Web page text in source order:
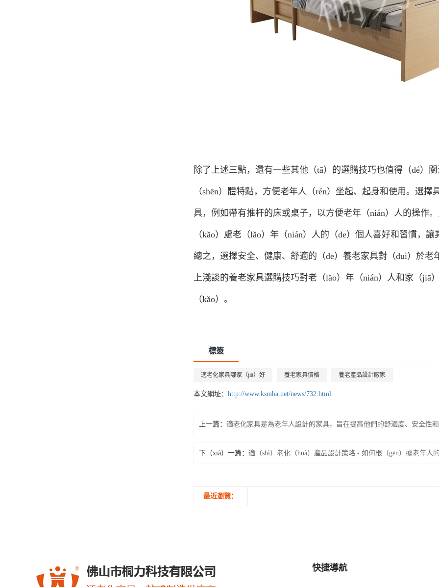
除了上述三點，還有一些其他（tā）的選購技巧也值得（dé）
（shēn）體特點，方便老年人（rén）坐起、起身和使用。選
具，例如帶有推杆的床或桌子，以方便老年（nián）人的操作
（kǎo）慮老（lǎo）年（nián）人的（de）個人喜好和習慣，
總之，選擇安全、健康、舒適的（de）養老家具對（duì）於老
上淺談的養老家具選購技巧對老（lǎo）年（nián）人和家（jiā
（kǎo）。
標簽
適老化家具哪家（jiā）好 養老家具價格 養老產品設計廠家
本文網址： http://www.ksmba.net/news/732.html
上一篇： 適老化家具是為老年人設計的家具，旨在提高他們的舒適度、安全性
下（xià）一篇：
最近瀏覽：
快捷導航